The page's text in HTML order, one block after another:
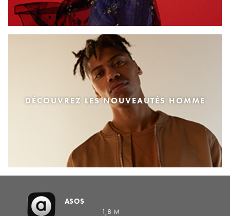
DÉCOUVREZ LES NOUVEAUTÉS HOMME
ASOS
1,8 M